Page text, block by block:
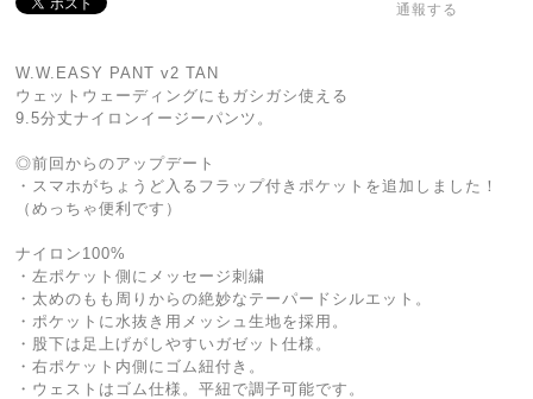
通報する
W.W.EASY PANT v2 TAN
ウェットウェーディングにもガシガシ使える
9.5分丈ナイロンイージーパンツ。
◎前回からのアップデート
・スマホがちょうど入るフラップ付きポケットを追加しました！
（めっちゃ便利です）
ナイロン100%
・左ポケット側にメッセージ刺繍
・太めのもも周りからの絶妙なテーパードシルエット。
・ポケットに水抜き用メッシュ生地を採用。
・股下は足上げがしやすいガゼット仕様。
・右ポケット内側にゴム紐付き。
・ウェストはゴム仕様。平紐で調子可能です。